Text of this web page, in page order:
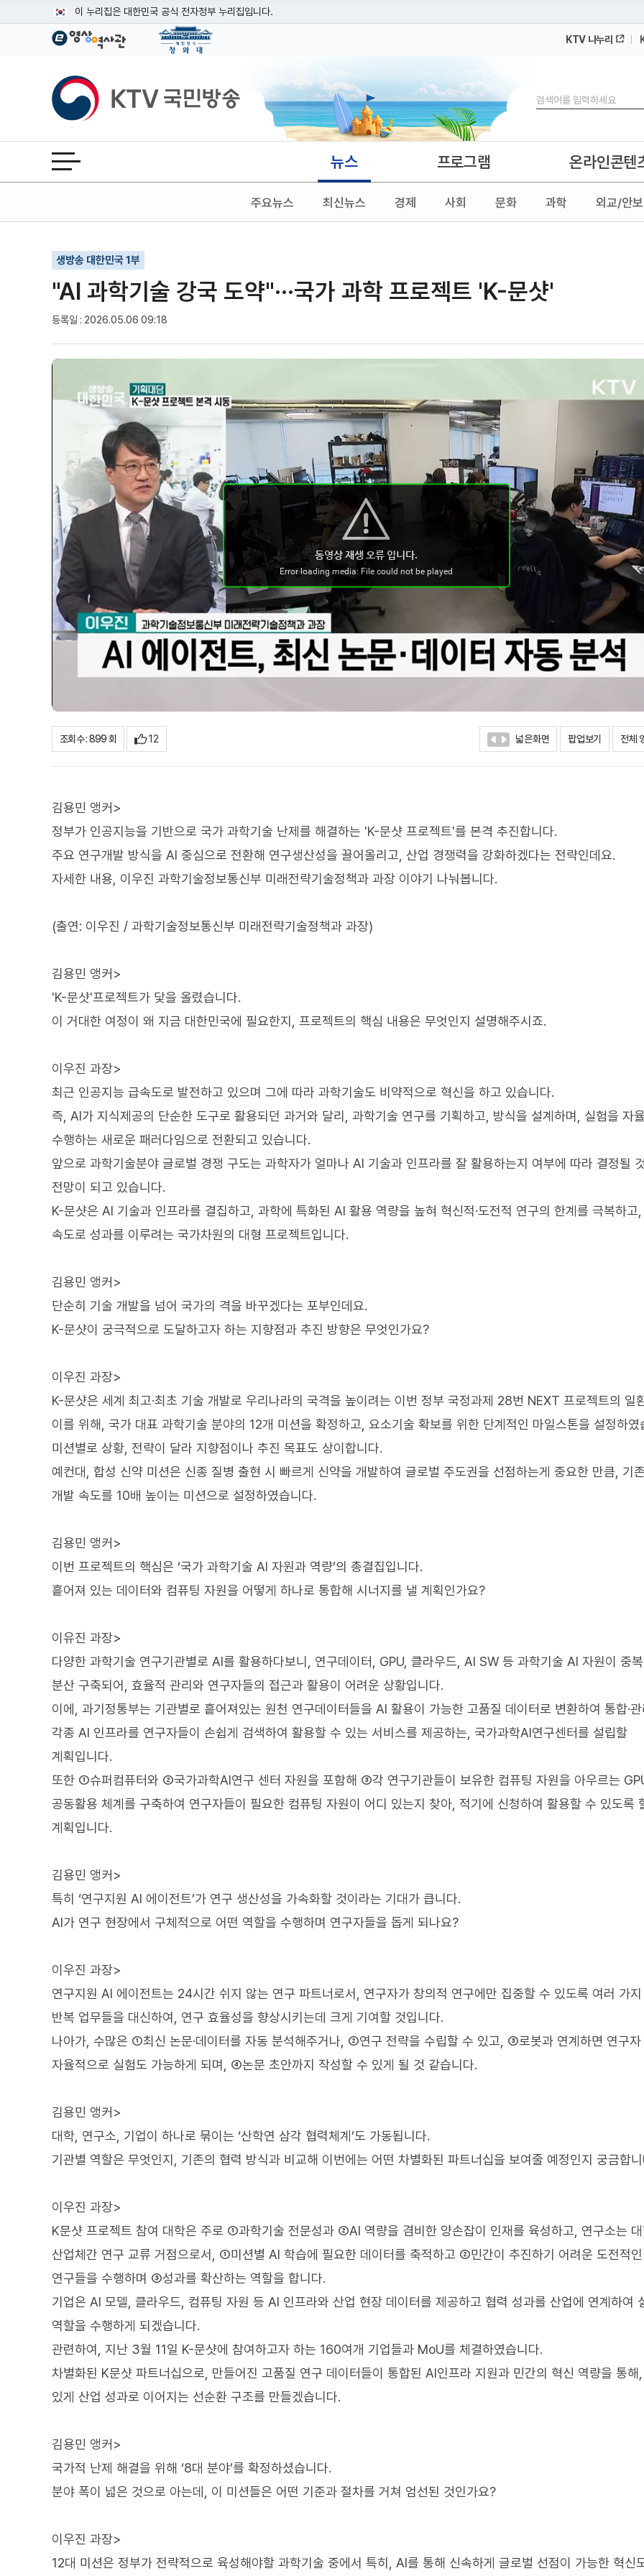
이 누리집은 대한민국 공식 전자정부 누리집입니다.
공식 누리집 주소 확인하기
이밖에 or.kr 또는 .kr등 다른 도메인 주소를 사용하고 있다면 아래 URL에서 도메인 주소를 확인해 보세요
운영중인 공식 누리집보기
KTV 나누리
KTV국민방송
검색
전체메뉴 열기 뉴스
주요뉴스 최신뉴스 경제 사회 문화 과학 외교/안보
프로그램 온라인콘텐
생방송 대한민국 1부
"AI 과학기술 강국 도약"···국가 과학 프로젝트 'K-문샷'
등록일 : 2026.05.06 09:18
기사인쇄
글자확대
글자축소
조회수 : 899 회 12 넓은화면 팝업보기 전체
김용민 앵커>
정부가 인공지능을 기반으로 국가 과학기술 난제를 해결하는 'K-문샷 프로젝트'를 본격 추진합니다.
주요 연구개발 방식을 AI 중심으로 전환해 연구생산성을 끌어올리고, 산업 경쟁력을 강화하겠다는 전략인데요.
자세한 내용, 이우진 과학기술정보통신부 미래전략기술정책과 과장 이야기 나눠봅니다.
(출연: 이우진 / 과학기술정보통신부 미래전략기술정책과 과장)
김용민 앵커>
'K-문샷'프로젝트가 닻을 올렸습니다.
이 거대한 여정이 왜 지금 대한민국에 필요한지, 프로젝트의 핵심 내용은 무엇인지 설명해주시죠.
이우진 과장>
최근 인공지능 급속도로 발전하고 있으며 그에 따라 과학기술도 비약적으로 혁신을 하고 있습니다.
즉, AI가 지식제공의 단순한 도구로 활용되던 과거와 달리, 과학기술 연구를 기획하고, 방식을 설계하며, 실험을 자
수행하는 새로운 패러다임으로 전환되고 있습니다.
앞으로 과학기술분야 글로벌 경쟁 구도는 과학자가 얼마나 AI 기술과 인프라를 잘 활용하는지 여부에 따라 결정될
전망이 되고 있습니다.
K-문샷은 AI 기술과 인프라를 결집하고, 과학에 특화된 AI 활용 역량을 높혀 혁신적·도전적 연구의 한계를 극복하고
속도로 성과를 이루려는 국가차원의 대형 프로젝트입니다.
김용민 앵커>
단순히 기술 개발을 넘어 국가의 격을 바꾸겠다는 포부인데요.
K-문샷이 궁극적으로 도달하고자 하는 지향점과 추진 방향은 무엇인가요?
이우진 과장>
K-문샷은 세계 최고·최초 기술 개발로 우리나라의 국격을 높이려는 이번 정부 국정과제 28번 NEXT 프로젝트의 일
이를 위해, 국가 대표 과학기술 분야의 12개 미션을 확정하고, 요소기술 확보를 위한 단계적인 마일스톤을 설정하였
미션별로 상황, 전략이 달라 지향점이나 추진 목표도 상이합니다.
예컨대, 합성 신약 미션은 신종 질병 출현 시 빠르게 신약을 개발하여 글로벌 주도권을 선점하는게 중요한 만큼, 기
개발 속도를 10배 높이는 미션으로 설정하였습니다.
김용민 앵커>
이번 프로젝트의 핵심은 ‘국가 과학기술 AI 자원과 역량’의 총결집입니다.
흩어져 있는 데이터와 컴퓨팅 자원을 어떻게 하나로 통합해 시너지를 낼 계획인가요?
이유진 과장>
다양한 과학기술 연구기관별로 AI를 활용하다보니, 연구데이터, GPU, 클라우드, AI SW 등 과학기술 AI 자원이 중
분산 구축되어, 효율적 관리와 연구자들의 접근과 활용이 어려운 상황입니다.
이에, 과기정통부는 기관별로 흩어져있는 원천 연구데이터들을 AI 활용이 가능한 고품질 데이터로 변환하여 통합·
각종 AI 인프라를 연구자들이 손쉽게 검색하여 활용할 수 있는 서비스를 제공하는, 국가과학AI연구센터를 설립할
계획입니다.
또한 ①슈퍼컴퓨터와 ②국가과학AI연구 센터 자원을 포함해 ③각 연구기관들이 보유한 컴퓨팅 자원을 아우르는
공동활용 체계를 구축하여 연구자들이 필요한 컴퓨팅 자원이 어디 있는지 찾아, 적기에 신청하여 활용할 수 있도록
계획입니다.
김용민 앵커>
특히 ‘연구지원 AI 에이전트’가 연구 생산성을 가속화할 것이라는 기대가 큽니다.
AI가 연구 현장에서 구체적으로 어떤 역할을 수행하며 연구자들을 돕게 되나요?
이우진 과장>
연구지원 AI 에이전트는 24시간 쉬지 않는 연구 파트너로서, 연구자가 창의적 연구에만 집중할 수 있도록 여러 가
반복 업무들을 대신하여, 연구 효율성을 향상시키는데 크게 기여할 것입니다.
나아가, 수많은 ①최신 논문·데이터를 자동 분석해주거나, ②연구 전략을 수립할 수 있고, ③로봇과 연계하면 연구자
자율적으로 실험도 가능하게 되며, ④논문 초안까지 작성할 수 있게 될 것 같습니다.
김용민 앵커>
대학, 연구소, 기업이 하나로 묶이는 ‘산학연 삼각 협력체계’도 가동됩니다.
기관별 역할은 무엇인지, 기존의 협력 방식과 비교해 이번에는 어떤 차별화된 파트너십을 보여줄 예정인지 궁금합
이우진 과장>
K문샷 프로젝트 참여 대학은 주로 ①과학기술 전문성과 ②AI 역량을 겸비한 양손잡이 인재를 육성하고, 연구소는
산업체간 연구 교류 거점으로서, ①미션별 AI 학습에 필요한 데이터를 축적하고 ②민간이 추진하기 어려운 도전적인
연구들을 수행하며 ③성과를 확산하는 역할을 합니다.
기업은 AI 모델, 클라우드, 컴퓨팅 자원 등 AI 인프라와 산업 현장 데이터를 제공하고 협력 성과를 산업에 연계하여
역할을 수행하게 되겠습니다.
관련하여, 지난 3월 11일 K-문샷에 참여하고자 하는 160여개 기업들과 MoU를 체결하였습니다.
차별화된 K문샷 파트너십으로, 만들어진 고품질 연구 데이터들이 통합된 AI인프라 지원과 민간의 혁신 역량을 통해
있게 산업 성과로 이어지는 선순환 구조를 만들겠습니다.
김용민 앵커>
국가적 난제 해결을 위해 ‘8대 분야’를 확정하셨습니다.
분야 폭이 넓은 것으로 아는데, 이 미션들은 어떤 기준과 절차를 거쳐 엄선된 것인가요?
이우진 과장>
12대 미션은 정부가 전략적으로 육성해야할 과학기술 중에서 특히, AI를 통해 신속하게 글로벌 선점이 가능한 혁신